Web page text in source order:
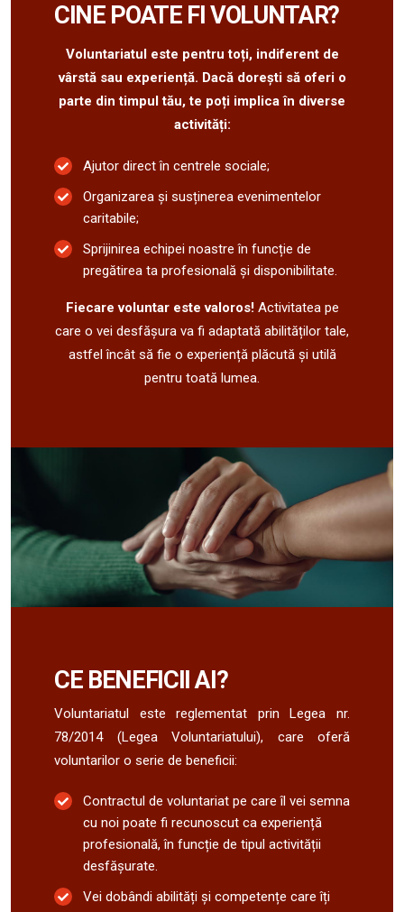
CINE POATE FI VOLUNTAR?
Voluntariatul este pentru toți, indiferent de
vârstă sau experiență. Dacă dorești să oferi o
parte din timpul tău, te poți implica în diverse
activități:
Ajutor direct în centrele sociale;
Organizarea și susținerea evenimentelor
caritabile;
Sprijinirea echipei noastre în funcție de
pregătirea ta profesională și disponibilitate.
Fiecare voluntar este valoros! Activitatea pe
care o vei desfășura va fi adaptată abilităților tale,
astfel încât să fie o experiență plăcută și utilă
pentru toată lumea.
CE BENEFICII AI?
Voluntariatul este reglementat prin Legea nr.
78/2014 (Legea Voluntariatului), care oferă
voluntarilor o serie de beneficii:
Contractul de voluntariat pe care îl vei semna
cu noi poate fi recunoscut ca experiență
profesională, în funcție de tipul activității
desfășurate.
Vei dobândi abilități și competențe care îți